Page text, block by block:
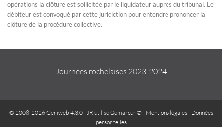
opérations la clôture est sollicitée par le liquidateur auprès du tribunal. Le
débiteur est convoqué par cette juridiction pour entendre prononcer la
clôture de la procédure collective.
Journées rochelaises 2023-2024
© 2008-2026 Gemweb 4.3.0- JR utiliseGemarcur © - Mentions légales- Données
personnelles